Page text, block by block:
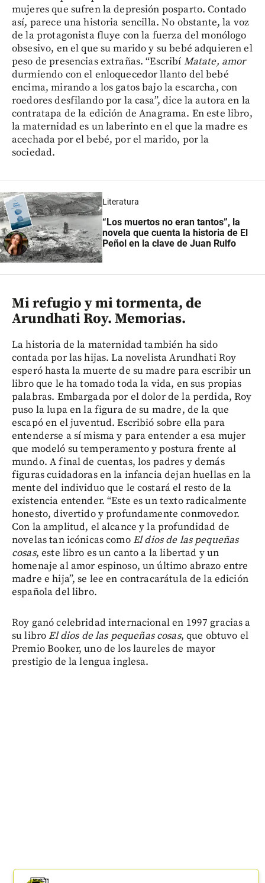
mujeres que sufren la depresión posparto. Contado
así, parece una historia sencilla. No obstante, la voz
de la protagonista fluye con la fuerza del monólogo
obsesivo, en el que su marido y su bebé adquieren el
peso de presencias extrañas. “Escribí Matate, amor
durmiendo con el enloquecedor llanto del bebé
encima, mirando a los gatos bajo la escarcha, con
roedores desfilando por la casa”, dice la autora en la
contratapa de la edición de Anagrama. En este libro,
la maternidad es un laberinto en el que la madre es
acechada por el bebé, por el marido, por la
sociedad.
Literatura
“Los muertos no eran tantos”, la
novela que cuenta la historia de El
Peñol en la clave de Juan Rulfo
Mi refugio y mi tormenta, de
Arundhati Roy. Memorias.
La historia de la maternidad también ha sido
contada por las hijas. La novelista Arundhati Roy
esperó hasta la muerte de su madre para escribir un
libro que le ha tomado toda la vida, en sus propias
palabras. Embargada por el dolor de la perdida, Roy
puso la lupa en la figura de su madre, de la que
escapó en el juventud. Escribió sobre ella para
entenderse a sí misma y para entender a esa mujer
que modeló su temperamento y postura frente al
mundo. A final de cuentas, los padres y demás
figuras cuidadoras en la infancia dejan huellas en la
mente del individuo que le costará el resto de la
existencia entender. “Este es un texto radicalmente
honesto, divertido y profundamente conmovedor.
Con la amplitud, el alcance y la profundidad de
novelas tan icónicas comoEl dios de las pequeñas
cosas, este libro es un canto a la libertad y un
homenaje al amor espinoso, un último abrazo entre
madre e hija”, se lee en contracarátula de la edición
española del libro.
Roy ganó celebridad internacional en 1997 gracias a
su libroEl dios de las pequeñas cosas, que obtuvo el
Premio Booker, uno de los laureles de mayor
prestigio de la lengua inglesa.